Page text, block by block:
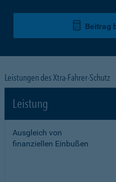
Beitrag
Leistungen des Xtra-Fahrer-Schutz
Leistung
Ausgleich von
finanziellen Einbußen